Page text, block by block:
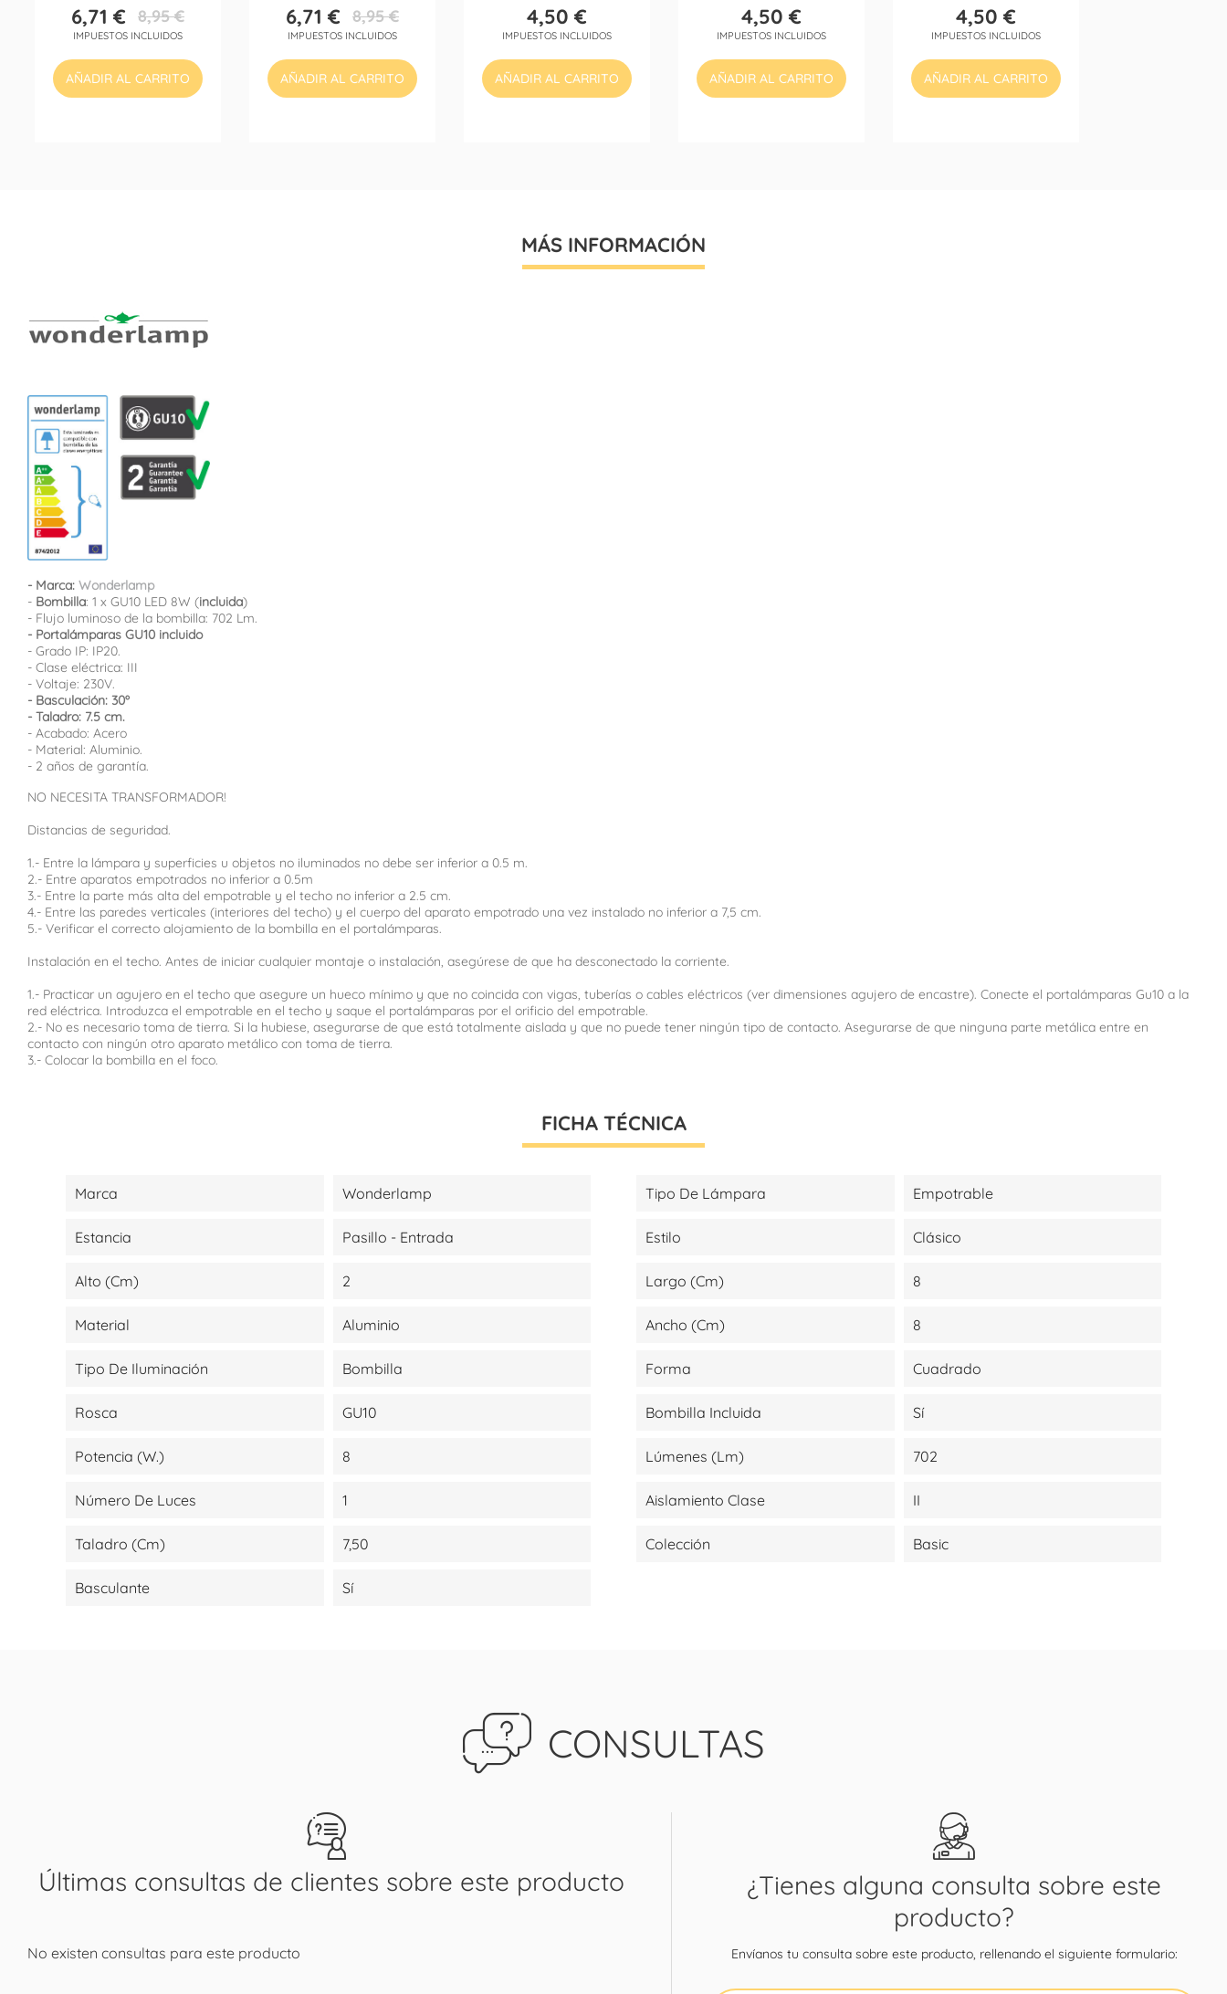
(8W)
Precio
6,71 € Precio
base
8,95 €
IMPUESTOS INCLUIDOS
AÑADIR AL CARRITO
(8W)
Precio
6,71 € Precio
base
8,95 €
IMPUESTOS INCLUIDOS
AÑADIR AL CARRITO
Precio
4,50 €
IMPUESTOS INCLUIDOS
AÑADIR AL CARRITO
Precio
4,50 €
IMPUESTOS INCLUIDOS
AÑADIR AL CARRITO
Precio
4,50 €
IMPUESTOS INCLUIDOS
AÑADIR AL CARRITO
MÁS INFORMACIÓN
- Marca: Wonderlamp
- Bombilla: 1 x GU10 LED 8W (incluida)
- Flujo luminoso de la bombilla: 702 Lm.
- Portalámparas GU10 incluido
- Grado IP: IP20.
- Clase eléctrica: III
- Voltaje: 230V.
- Basculación: 30º
- Taladro: 7.5 cm.
- Acabado: Acero
- Material: Aluminio.
- 2 años de garantía.
NO NECESITA TRANSFORMADOR!
Distancias de seguridad.
1.- Entre la lámpara y superficies u objetos no iluminados no debe ser inferior a 0.5 m.
2.- Entre aparatos empotrados no inferior a 0.5m
3.- Entre la parte más alta del empotrable y el techo no inferior a 2.5 cm.
4.- Entre las paredes verticales (interiores del techo) y el cuerpo del aparato empotrado una vez instalado no inferior a 7,5 cm.
5.- Verificar el correcto alojamiento de la bombilla en el portalámparas.
Instalación en el techo. Antes de iniciar cualquier montaje o instalación, asegúrese de que ha desconectado la corriente.
1.- Practicar un agujero en el techo que asegure un hueco mínimo y que no coincida con vigas, tuberías o cables eléctricos (ver dimensiones agujero de encastre). Conecte el portalámparas Gu10 a la
red eléctrica. Introduzca el empotrable en el techo y saque el portalámparas por el orificio del empotrable.
2.- No es necesario toma de tierra. Si la hubiese, asegurarse de que está totalmente aislada y que no puede tener ningún tipo de contacto. Asegurarse de que ninguna parte metálica entre en
contacto con ningún otro aparato metálico con toma de tierra.
3.- Colocar la bombilla en el foco.
FICHA TÉCNICA
Marca Wonderlamp Tipo De Lámpara Empotrable
Estancia Pasillo - Entrada Estilo Clásico
Alto (cm) 2 Largo (cm) 8
Material Aluminio Ancho (cm) 8
Tipo De Iluminación Bombilla Forma Cuadrado
Rosca GU10 Bombilla Incluida Sí
Potencia (W.) 8 Lúmenes (lm) 702
Número De Luces 1 Aislamiento Clase II
Taladro (cm) 7,50 Colección Basic
Basculante Sí
CONSULTAS
Últimas consultas de clientes sobre este producto
No existen consultas para este producto
¿Tienes alguna consulta sobre este
producto?
Envíanos tu consulta sobre este producto, rellenando el siguiente formulario: